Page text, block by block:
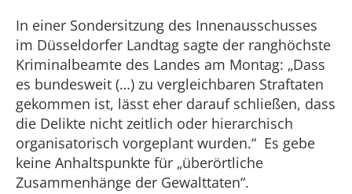
In einer Sondersitzung des Innenausschusses
im Düsseldorfer Landtag sagte der ranghöchste
Kriminalbeamte des Landes am Montag: „Dass
es bundesweit (…) zu vergleichbaren Straftaten
gekommen ist, lässt eher darauf schließen, dass
die Delikte nicht zeitlich oder hierarchisch
organisatorisch vorgeplant wurden.“ Es gebe
keine Anhaltspunkte für „überörtliche
Zusammenhänge der Gewalttaten“.